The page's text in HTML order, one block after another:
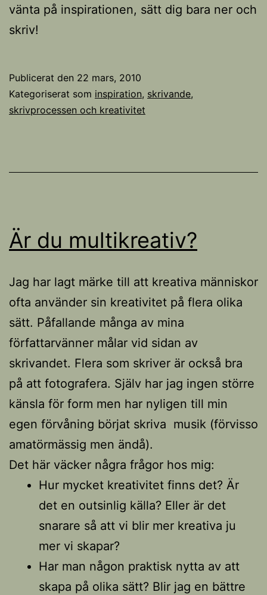
vänta på inspirationen, sätt dig bara ner och
skriv!
Publicerat den 22 mars, 2010
Kategoriserat som inspiration, skrivande,
skrivprocessen och kreativitet
Är du multikreativ?
Jag har lagt märke till att kreativa människor
ofta använder sin kreativitet på flera olika
sätt. Påfallande många av mina
författarvänner målar vid sidan av
skrivandet. Flera som skriver är också bra
på att fotografera. Själv har jag ingen större
känsla för form men har nyligen till min
egen förvåning börjat skriva musik (förvisso
amatörmässig men ändå).
Det här väcker några frågor hos mig:
Hur mycket kreativitet finns det? Är
det en outsinlig källa? Eller är det
snarare så att vi blir mer kreativa ju
mer vi skapar?
Har man någon praktisk nytta av att
skapa på olika sätt? Blir jag en bättre